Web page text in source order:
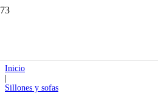
Inicio
Sillones y sofas